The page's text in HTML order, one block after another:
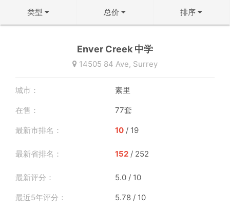
联排
确定
50-100万
300-500万
500万以上
↑ 价格从低到高
类型 总价 排序
Enver Creek 中学
14505 84 Ave, Surrey
城市： 素里
在售： 77套
最新市排名： 10 / 19
最新省排名： 152 / 252
最新评分： 5.0 / 10
最近5年评分： 5.78 / 10